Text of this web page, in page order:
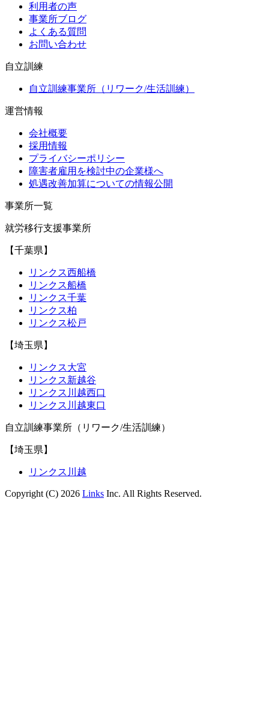
利用者の声
事業所ブログ
よくある質問
お問い合わせ
自立訓練
自立訓練事業所（リワーク/生活訓練）
運営情報
会社概要
採用情報
プライバシーポリシー
障害者雇用を検討中の企業様へ
処遇改善加算についての情報公開
事業所一覧
就労移行支援事業所
【千葉県】
リンクス西船橋
リンクス船橋
リンクス千葉
リンクス柏
リンクス松戸
【埼玉県】
リンクス大宮
リンクス新越谷
リンクス川越西口
リンクス川越東口
自立訓練事業所（リワーク/生活訓練）
【埼玉県】
リンクス川越
Copyright (C) 2026 Links Inc. All Rights Reserved.